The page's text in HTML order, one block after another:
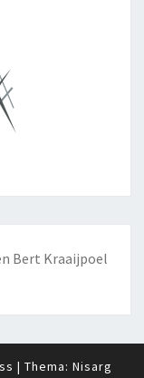
Bert Kraaijpoel
| Thema: Nisarg